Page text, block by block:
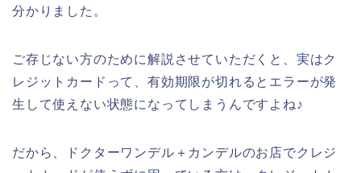
分かりました。
ご存じない方のために解説させていただくと、実はク
レジットカードって、有効期限が切れるとエラーが発
生して使えない状態になってしまうんですよね♪
だから、ドクターワンデル＋カンデルのお店でクレジ